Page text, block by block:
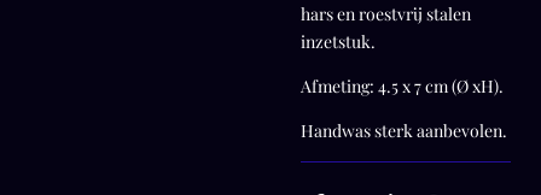
hars en roestvrij stalen
inzetstuk.
Afmeting: 4.5 x 7 cm (Ø xH).
Handwas sterk aanbevolen.